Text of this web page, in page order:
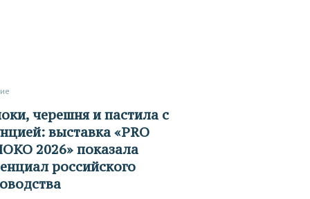
выставка «PRО
2026» показала
российского